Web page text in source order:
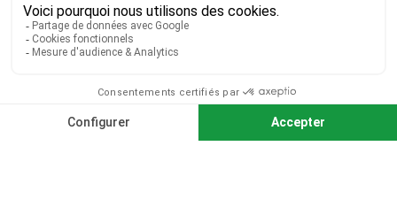
Télécharger notre catalogue
© 2026 TOUS DROITS RÉSERVÉS MIEUX VOIR